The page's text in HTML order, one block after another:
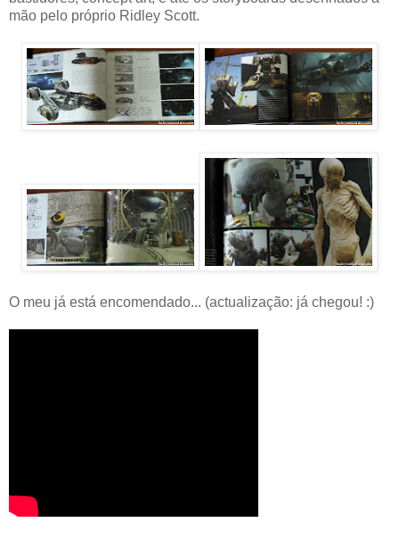
mão pelo próprio Ridley Scott.
O meu já está encomendado... (actualização: já chegou! :)